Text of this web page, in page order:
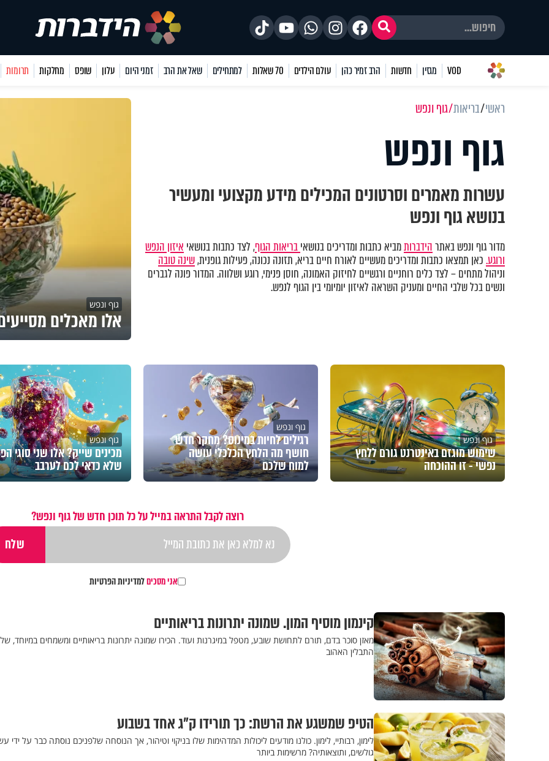
VOD מגזין חדשות הרב זמיר כהן עולם הילדים 70 שאלות למתחילים שאל את הרב זמני היום עלון שופס מחלקות תרומות
ראשי בריאות גוף ונפש
גוף ונפש
עשרות מאמרים וסרטונים המכילים מידע מקצועי ומעשיר
בנושא גוף ונפש
מדור גוף ונפש באתרהידברותמביא כתבות ומדריכים בנושאיבריאות הגוף, לצד כתבות בנושאי איזון הנפש
ורוגע.כאן תמצאו כתבות ומדריכים מעשיים לאורח חיים בריא, תזונה נכונה, פעילות גופנית,שינה טובה
וניהול מתחים – לצד כלים רוחניים ורגשיים לחיזוק האמונה, חוסן פנימי, רוגע ושלווה. המדור פונה לגברים
ונשים בכל שלבי החיים ומעניק השראה לאיזון יומיומי בין הגוף לנפש.
גוף ונפש
אלו מאכלים
גוף ונפש
שימוש מוגזם באינטרנט גורם ללחץ
נפשי - זו ההוכחה
גוף ונפש
רגילים לחיות במינוס? מחקר חדש
חושף מה הלחץ הכלכלי עושה
למוח שלכם
גוף ונפש
מכינים שייק? אלו שני סוגי
שלא כדאי לכם לערבב
רוצה לקבל התראה במייל על כל תוכן חדש של גוף ונפש?
אני מסכיםלמדיניות הפרטיות
קינמון מוסיף המון. שמונה יתרונות בריאותיים
מאזן סוכר בדם, תורם לתחושת שובע, מטפל במיגרנות ועוד. הכירו שמונה יתרונות בריאותיים ומשמחים במיוחד, של
התבלין האהוב
הטיפ שמשגע את הרשת: כך תורידו ק"ג אחד בשבוע
לימון, רבותיי, לימון. כולנו מודעים ליכולות המדהימות שלו בניקוי וטיהור, אך הנוסחה שלפניכם נוסתה כבר על ידי
גולשים, ותוצאותיה? מרשימות ביותר